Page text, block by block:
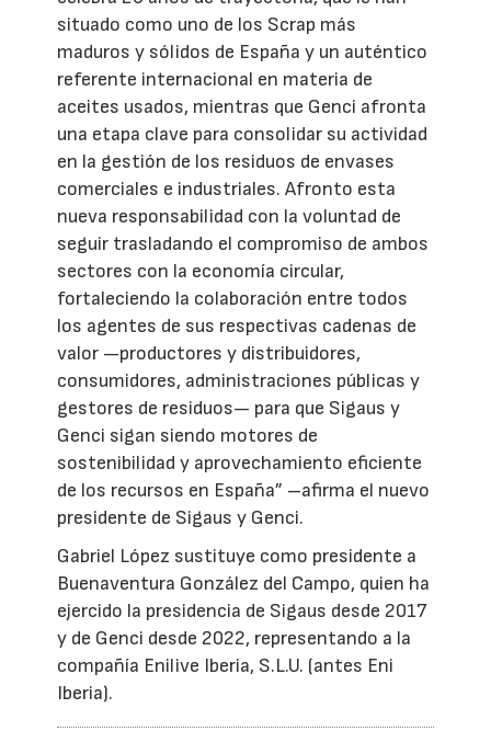
situado como uno de los Scrap más
maduros y sólidos de España y un auténtico
referente internacional en materia de
aceites usados, mientras que Genci afronta
una etapa clave para consolidar su actividad
en la gestión de los residuos de envases
comerciales e industriales. Afronto esta
nueva responsabilidad con la voluntad de
seguir trasladando el compromiso de ambos
sectores con la economía circular,
fortaleciendo la colaboración entre todos
los agentes de sus respectivas cadenas de
valor —productores y distribuidores,
consumidores, administraciones públicas y
gestores de residuos— para que Sigaus y
Genci sigan siendo motores de
sostenibilidad y aprovechamiento eficiente
de los recursos en España” –afirma el nuevo
presidente de Sigaus y Genci.
Gabriel López sustituye como presidente a
Buenaventura González del Campo, quien ha
ejercido la presidencia de Sigaus desde 2017
y de Genci desde 2022, representando a la
compañía Enilive Iberia, S.L.U. (antes Eni
Iberia).